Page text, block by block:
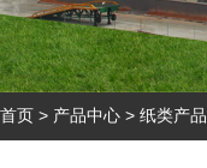
首页 > 产品中心 > 纸类产品